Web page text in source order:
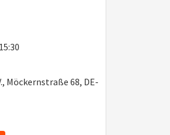
Möckernstraße 68, DE-